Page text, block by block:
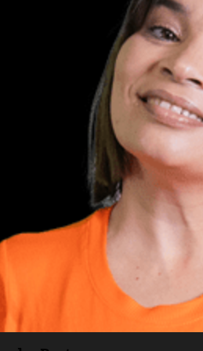
, integrante de la
de reconocer códigos en
que ver los códigos en los
amigos, en la familia, en el
Las señales de alarmas
cómo estamos ejerciendo
que la banalización de la
a un contexto de
puntual, pero el año
donde ridiculizaron un
"Encendamos las
Esto no está bien."